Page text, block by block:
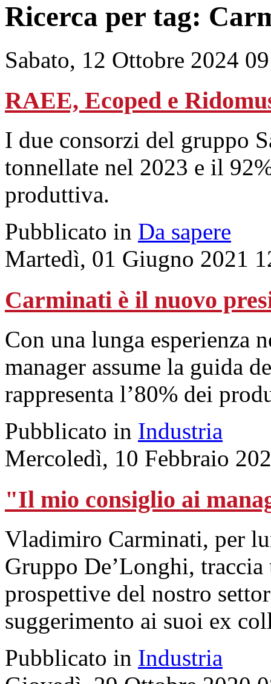
Ricerca per tag:
Sabato, 12 Ottobre 2024
RAEE, Ecoped e
I due consorzi del gruppo
tonnellate nel 2023 e il
produttiva.
Pubblicato in Da sapere
Martedì, 01 Giugno 2021
Carminati è il nuovo
Con una lunga esperienza
manager assume la guida
rappresenta l’80% dei
Pubblicato in Industria
Mercoledì, 10 Febbraio
"Il mio consiglio ai
Vladimiro Carminati, per
Gruppo De’Longhi,
prospettive del nostro
suggerimento ai suoi ex
Pubblicato in Industria